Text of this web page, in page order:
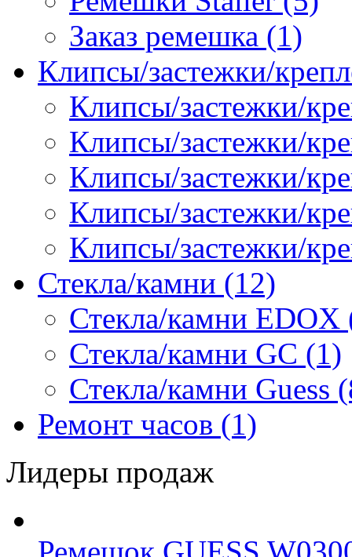
Заказ ремешка (1)
Клипсы/застежки/
Клипсы/застежки/
Клипсы/застежки/
Клипсы/застежки/
Клипсы/застежки/
Клипсы/застежки/
Стекла/камни (12)
Стекла/камни EDOX
Стекла/камни GC (1)
Стекла/камни Guess
Ремонт часов (1)
Лидеры продаж